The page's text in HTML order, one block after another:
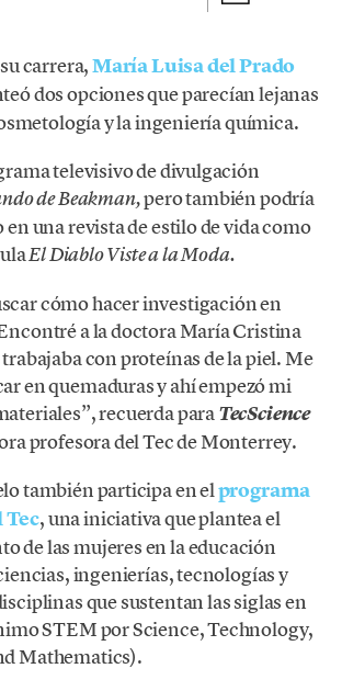
carrera,María Luisa del Prado
dos opciones que parecían lejanas
y la ingeniería química.
televisivo de divulgación
de Beakman,pero también podría
una revista de estilo de vida como
El Diablo Viste a la Moda.
cómo hacer investigación en
a la doctora María Cristina
con proteínas de la piel. Me
en quemaduras y ahí empezó mi
recuerda paraTecScience
profesora del Tec de Monterrey.
también participa en elprograma
Tec, una iniciativa que plantea el
de las mujeres en la educación
ingenierías, tecnologías y
que sustentan las siglas en
STEM por Science, Technology,
Mathematics).